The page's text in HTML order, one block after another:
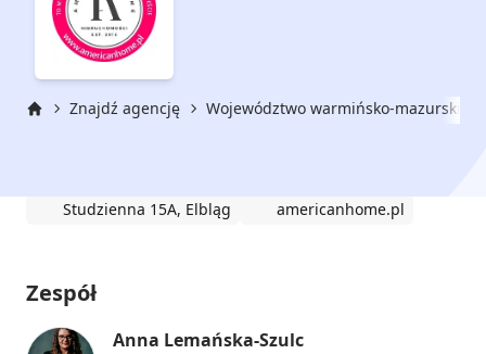
Znajdź agencję Województwo warmińsko-mazurskie
Studzienna 15A, Elbląg americanhome.pl
Zespół
Anna Lemańska-Szulc